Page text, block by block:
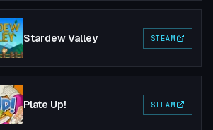
Stardew Valley STEAM
Plate Up! STEAM